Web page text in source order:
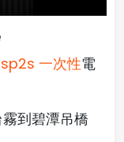
sp2s 一次性電
霧到碧潭吊橋